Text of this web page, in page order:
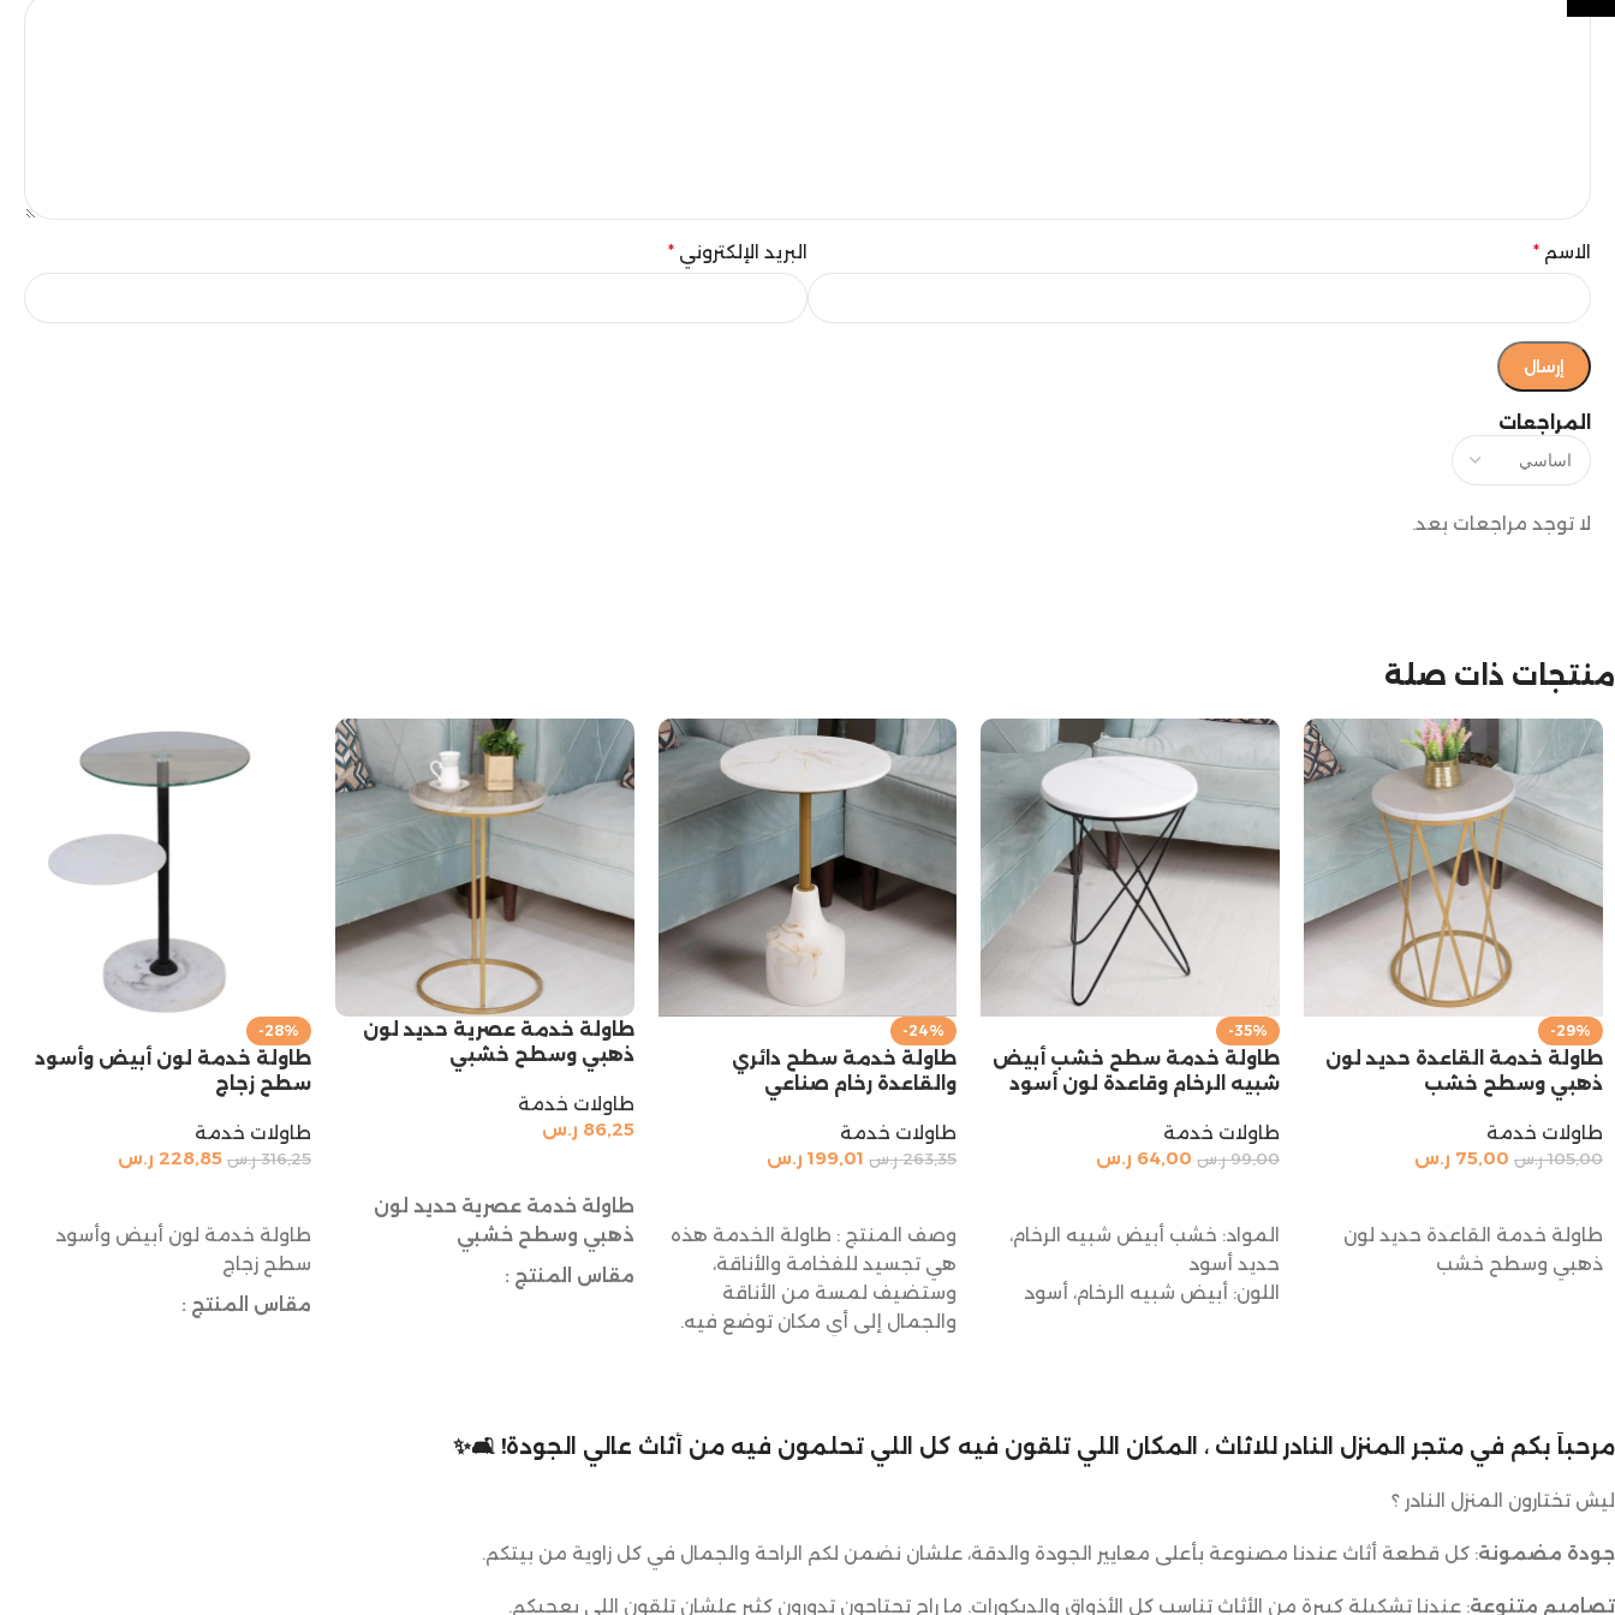
المراجعات
لا توجد مراجعات بعد.
الاسم * البريد الإلكتروني *
منتجات ذات صلة
-29%
طاولة خدمة القاعدة حديد لون
ذهبي وسطح خشب
طاولات خدمة
105,00 ر.س 75,00 ر.س
طاولة خدمة القاعدة حديد لون
ذهبي وسطح خشب
-35%
طاولة خدمة سطح خشب أبيض
شبيه الرخام وقاعدة لون أسود
طاولات خدمة
99,00 ر.س 64,00 ر.س
المواد: خشب أبيض شبيه الرخام،
حديد أسود
اللون: أبيض شبيه الرخام، أسود
-24%
طاولة خدمة سطح دائري
والقاعدة رخام صناعي
طاولات خدمة
263,35 ر.س 199,01 ر.س
وصف المنتج : طاولة الخدمة هذه
هي تجسيد للفخامة والأناقة،
وستضيف لمسة من الأناقة
والجمال إلى أي مكان توضع فيه.
طاولة خدمة عصرية حديد لون
ذهبي وسطح خشبي
طاولات خدمة
86,25 ر.س
طاولة خدمة عصرية حديد لون
ذهبي وسطح خشبي
مقاس المنتج :
-28%
طاولة خدمة لون أبيض وأسود
سطح زجاج
طاولات خدمة
316,25 ر.س 228,85 ر.س
طاولة خدمة لون أبيض وأسود
سطح زجاج
مقاس المنتج :
مرحباً بكم في متجر المنزل النادر للاثاث ، المكان اللي تلقون فيه كل اللي تحلمون فيه من أثاث عالي الجودة! 🛋️✨
ليش تختارون المنزل النادر ؟
جودة مضمونة: كل قطعة أثاث عندنا مصنوعة بأعلى معايير الجودة والدقة، علشان نضمن لكم الراحة والجمال في كل زاوية من بيتكم.
تصاميم متنوعة: عندنا تشكيلة كبيرة من الأثاث تناسب كل الأذواق والديكورات. ما راح تحتاجون تدورون كثير علشان تلقون اللي يعجبكم.